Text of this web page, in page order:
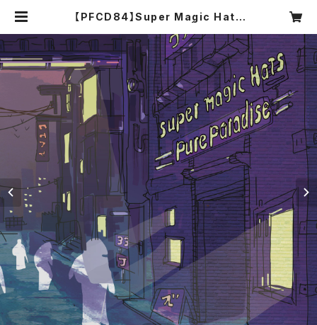
【PFCD84】Super Magic Hats
SSIVE FOrM